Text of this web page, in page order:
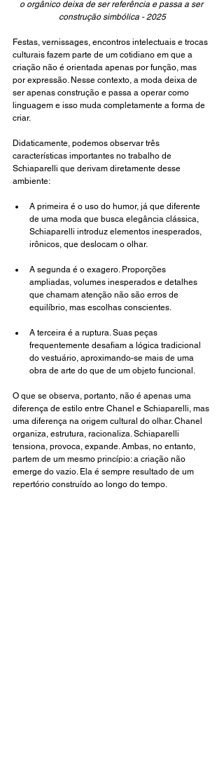
o orgânico deixa de ser referência e passa a ser
construção simbólica - 2025
Festas, vernissages, encontros intelectuais e trocas
culturais fazem parte de um cotidiano em que a
criação não é orientada apenas por função, mas
por expressão. Nesse contexto, a moda deixa de
ser apenas construção e passa a operar como
linguagem e isso muda completamente a forma de
criar.
Didaticamente, podemos observar três
características importantes no trabalho de
Schiaparelli que derivam diretamente desse
ambiente:
A primeira é o uso do humor, já que diferente
de uma moda que busca elegância clássica,
Schiaparelli introduz elementos inesperados,
irônicos, que deslocam o olhar.
A segunda é o exagero. Proporções
ampliadas, volumes inesperados e detalhes
que chamam atenção não são erros de
equilíbrio, mas escolhas conscientes.
A terceira é a ruptura. Suas peças
frequentemente desafiam a lógica tradicional
do vestuário, aproximando-se mais de uma
obra de arte do que de um objeto funcional.
O que se observa, portanto, não é apenas uma
diferença de estilo entre Chanel e Schiaparelli, mas
uma diferença na origem cultural do olhar. Chanel
organiza, estrutura, racionaliza. Schiaparelli
tensiona, provoca, expande. Ambas, no entanto,
partem de um mesmo princípio: a criação não
emerge do vazio. Ela é sempre resultado de um
repertório construído ao longo do tempo.